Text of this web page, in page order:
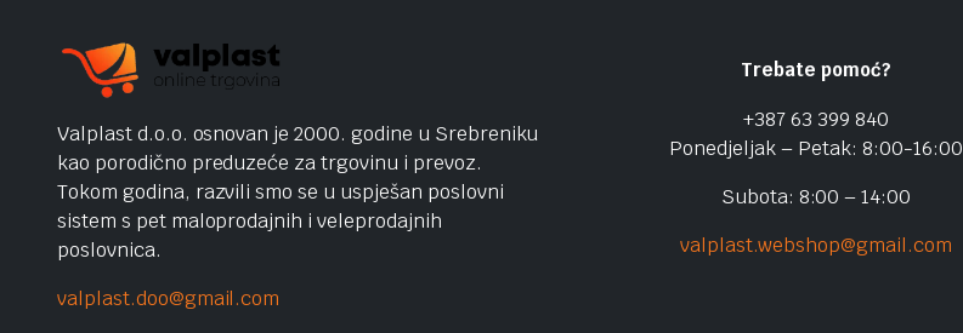
Valplast d.o.o. osnovan je 2000. godine u Srebreniku
kao porodično preduzeće za trgovinu i prevoz.
Tokom godina, razvili smo se u uspješan poslovni
sistem s pet maloprodajnih i veleprodajnih
poslovnica.
valplast.doo@gmail.com
Trebate pomoć?
+387 63 399 840
Ponedjeljak – Petak: 8:00-16:00
Subota: 8:00 – 14:00
valplast.webshop@gmail.com